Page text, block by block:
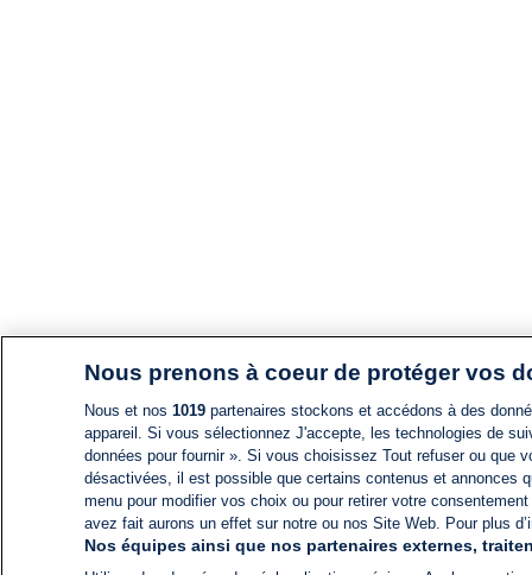
Nous prenons à coeur de protéger vos
Nous et nos 1019partenaires stockons et accédons à des
appareil. Si vous sélectionnez J'accepte, les technologies de
données pour fournir ». Si vous choisissez Tout refuser ou
désactivées, il est possible que certains contenus et annonces
menu pour modifier vos choix ou pour retirer votre
avez fait aurons un effet sur notre ou nos Site Web. Pour plus
Nos équipes ainsi que nos partenaires externes,